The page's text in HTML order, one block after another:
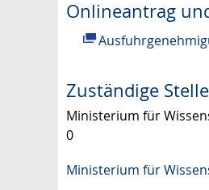
Onlineantrag
Zuständige Stelle
Ministerium für
0
Ministerium für